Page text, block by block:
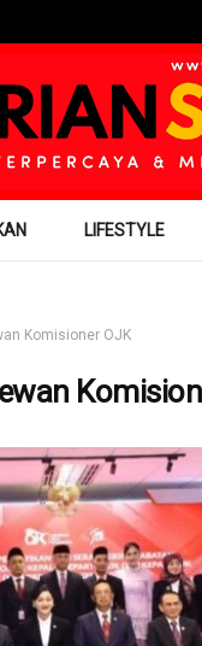
LIFESTYLE
Komisioner OJK